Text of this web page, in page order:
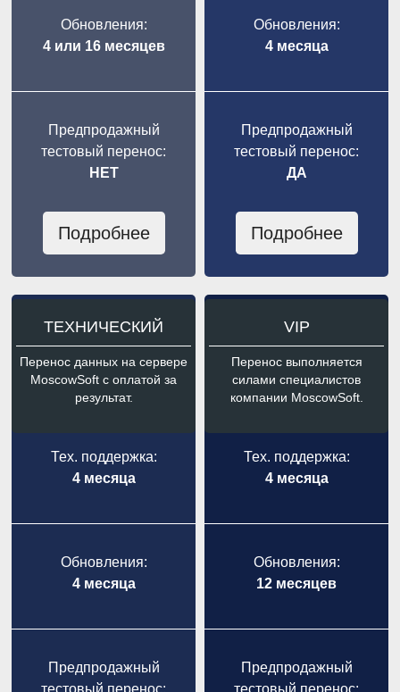
Обновления:
4 или 16 месяцев
Предпродажный
тестовый перенос:
НЕТ
Подробнее
Обновления:
4 месяца
Предпродажный
тестовый перенос:
ДА
Подробнее
ТЕХНИЧЕСКИЙ
Перенос данных на сервере
MoscowSoft с оплатой за
результат.
Тех. поддержка:
4 месяца
Обновления:
4 месяца
Предпродажный
тестовый перенос:
VIP
Перенос выполняется
силами специалистов
компании MoscowSoft.
Тех. поддержка:
4 месяца
Обновления:
12 месяцев
Предпродажный
тестовый перенос: